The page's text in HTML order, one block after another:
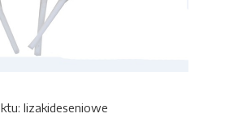
lizakideseniowe